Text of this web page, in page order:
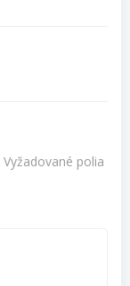
Vyžadované polia